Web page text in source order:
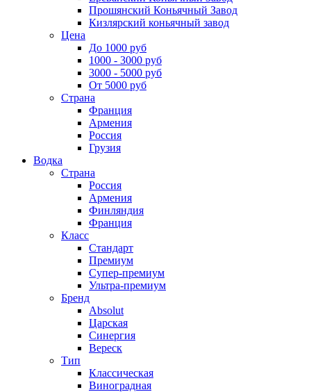
Прошянский Коньячный Завод
Кизлярский коньячный завод
Цена
До 1000 руб
1000 - 3000 руб
3000 - 5000 руб
От 5000 руб
Страна
Франция
Армения
Россия
Грузия
Водка
Страна
Россия
Армения
Финляндия
Франция
Класс
Стандарт
Премиум
Супер-премиум
Ультра-премиум
Бренд
Absolut
Царская
Синергия
Вереск
Тип
Классическая
Виноградная